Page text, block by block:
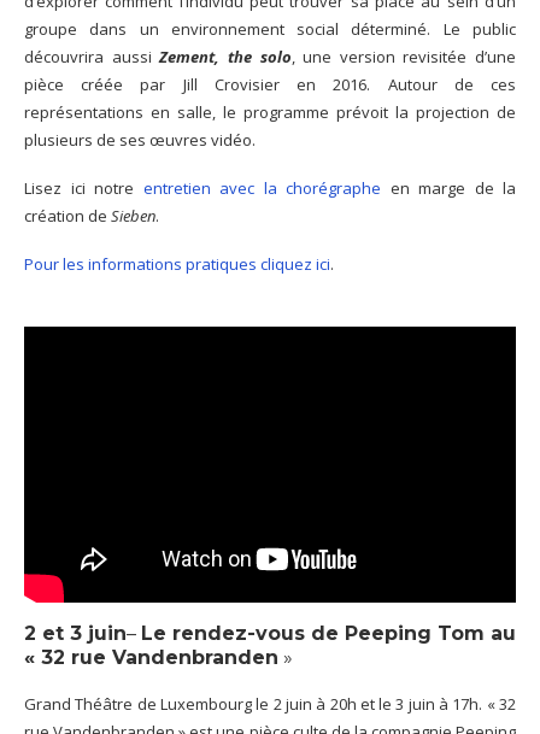
groupe dans un environnement social déterminé. Le public
découvrira aussiZement, the solo , une version revisitée d’une
pièce créée par Jill Crovisier en 2016. Autour de ces
représentations en salle, le programme prévoit la projection de
plusieurs de ses œuvres vidéo.
Lisez ici notre entretien avec la chorégraphe en marge de la
création de Sieben.
Pour les informations pratiques cliquez ici.
2 et 3 juin– Le rendez-vous de Peeping Tom au
« 32 rue Vandenbranden »
Grand Théâtre de Luxembourg le 2 juin à 20h et le 3 juin à 17h. « 32